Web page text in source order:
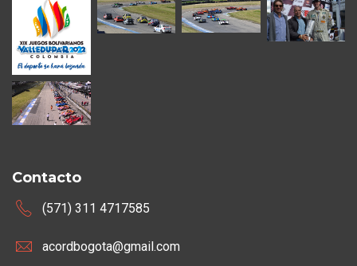
Contacto
(571) 311 4717585
acordbogota@gmail.com